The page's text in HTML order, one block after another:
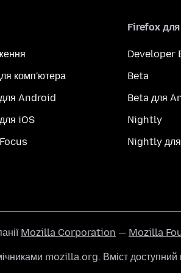
комп'ютера
Android
iOS
Firefox для
Developer
Beta
Beta для
Nightly
Nightly
Mozilla Corporation — Mozilla
mozilla.org. Вміст доступний